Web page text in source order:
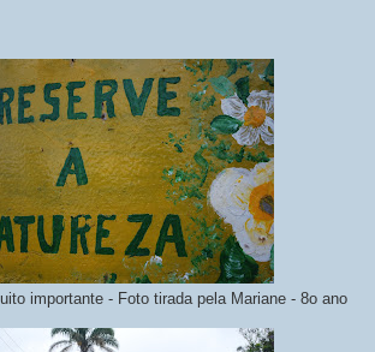
importante - Foto tirada pela Mariane - 8o ano